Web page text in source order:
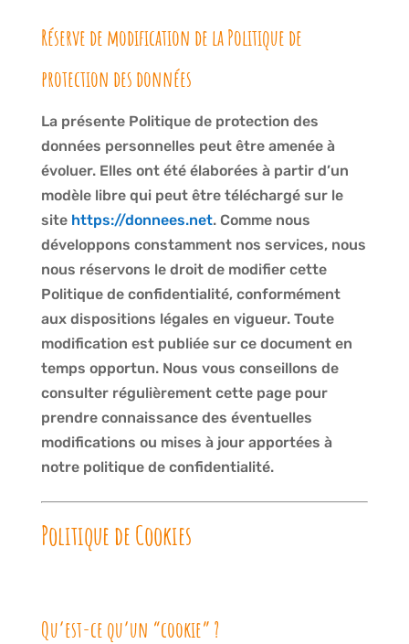
Réserve de modification de la Politique de
protection des données
La présente Politique de protection des
données personnelles peut être amenée à
évoluer. Elles ont été élaborées à partir d’un
modèle libre qui peut être téléchargé sur le
site https://donnees.net. Comme nous
développons constamment nos services, nous
nous réservons le droit de modifier cette
Politique de confidentialité, conformément
aux dispositions légales en vigueur. Toute
modification est publiée sur ce document en
temps opportun. Nous vous conseillons de
consulter régulièrement cette page pour
prendre connaissance des éventuelles
modifications ou mises à jour apportées à
notre politique de confidentialité.
Politique de Cookies
Qu’est-ce qu’un “cookie” ?